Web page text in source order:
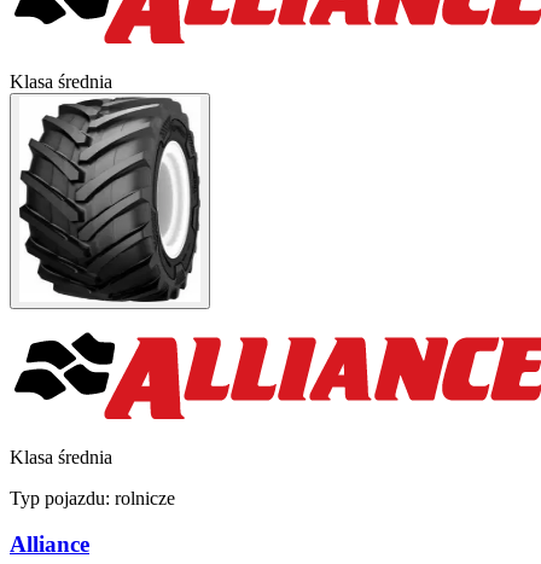
Klasa średnia
Klasa średnia
Typ pojazdu: rolnicze
Alliance